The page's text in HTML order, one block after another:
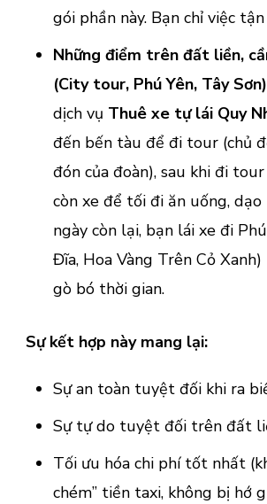
gói phần này. Bạn chỉ việc
Những điểm trên đất liền,
(City tour, Phú Yên, Tây
dịch vụ Thuê xe tự lái Quy
đến bến tàu để đi tour (chủ
đón của đoàn), sau khi đi
còn xe để tối đi ăn uống, dạo
ngày còn lại, bạn lái xe đi
Đĩa, Hoa Vàng Trên Cỏ
gò bó thời gian.
Sự kết hợp này mang lại:
Sự an toàn tuyệt đối khi ra
Sự tự do tuyệt đối trên đất
Tối ưu hóa chi phí tốt nhất
chém” tiền taxi, không bị hớ